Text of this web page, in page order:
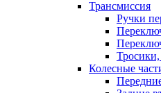
Трансмиссия
Ручки
Колесные